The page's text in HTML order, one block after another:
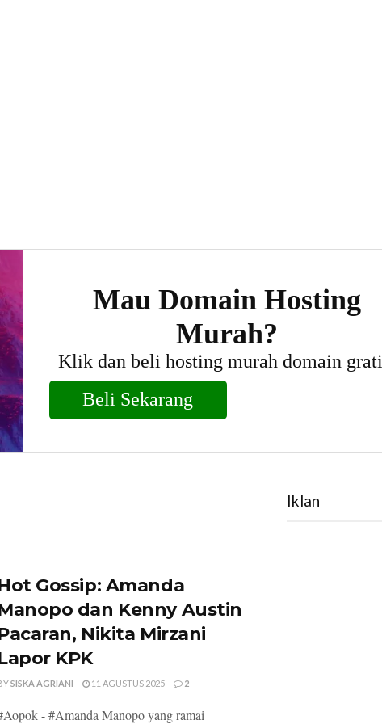
Gossip: Amanda
dan Kenny Austin
Nikita Mirzani
KPK
SISKA AGRIANI 11 AGUSTUS 2025 2
- #Amanda Manopo yang ramai
Iklan